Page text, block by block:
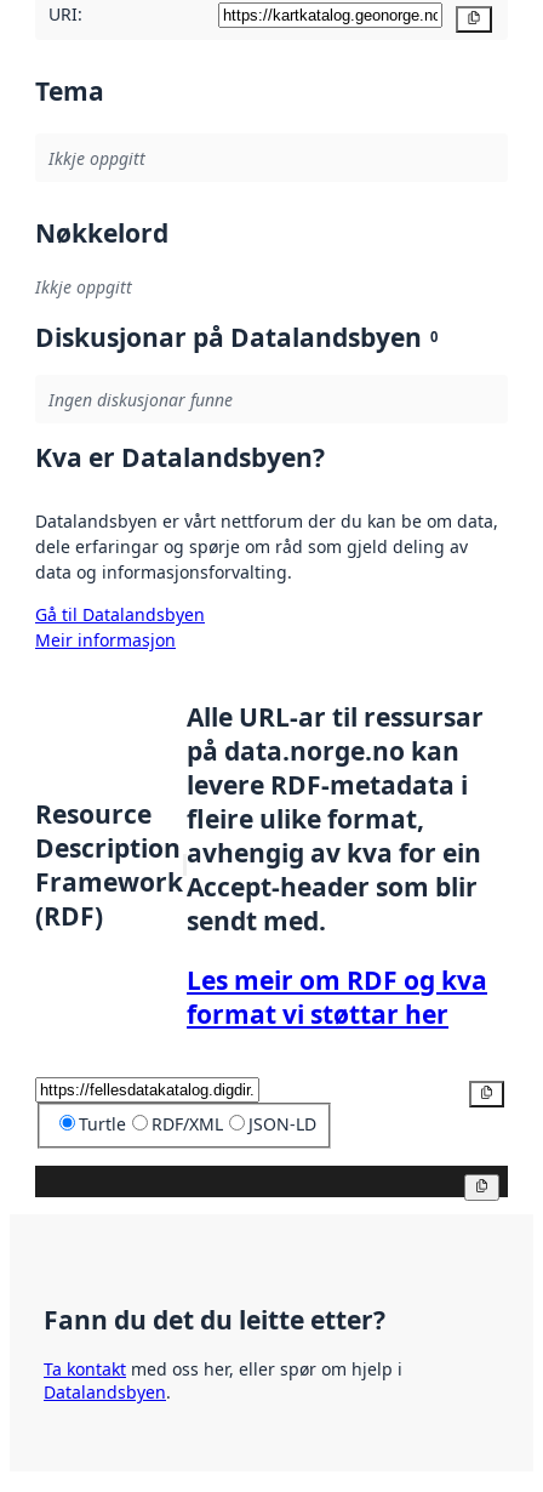
URI:
Tema
Ikkje oppgitt
Nøkkelord
Ikkje oppgitt
Diskusjonar på Datalandsbyen 0
Ingen diskusjonar funne
Kva er Datalandsbyen?
Datalandsbyen er vårt nettforum der du kan be om data,
dele erfaringar og spørje om råd som gjeld deling av
data og informasjonsforvalting.
Gå til Datalandsbyen
Meir informasjon
Resource
Description
Framework
(RDF)
Alle URL-ar til ressursar
på data.norge.no kan
levere RDF-metadata i
fleire ulike format,
avhengig av kva for ein
Accept-header som blir
sendt med.
Les meir om RDF og kva
format vi støttar her
Turtle RDF/XML JSON-LD
Fann du det du leitte etter?
Ta kontakt med oss her, eller spør om hjelp i
Datalandsbyen.